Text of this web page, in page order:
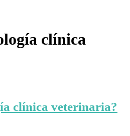
clínica
clínica veterinaria?